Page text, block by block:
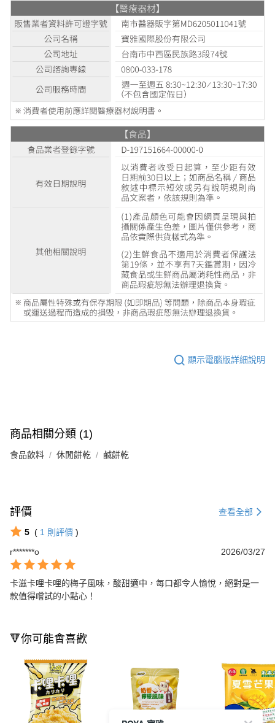
顯示電腦版詳細說明
商品相關分類 (1)
食品飲料 休閒餅乾 鹹餅乾
評價 查看全部
5 ( 1 則評價 )
r*******o
2026/03/27
卡滋卡哩卡哩的梅子風味，酸甜適中，每口都令人愉悅，絕對是一
款值得嚐試的小點心！
🔻你可能會喜歡